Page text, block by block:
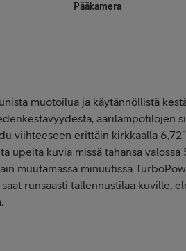
Pääkamera
muotoilua ja käytännöllistä
äärilämpötilojen
viihteeseen erittäin kirkkaalla
upeita kuvia missä tahansa
muutamassa minuutissa
runsaasti tallennustilaa kuville,